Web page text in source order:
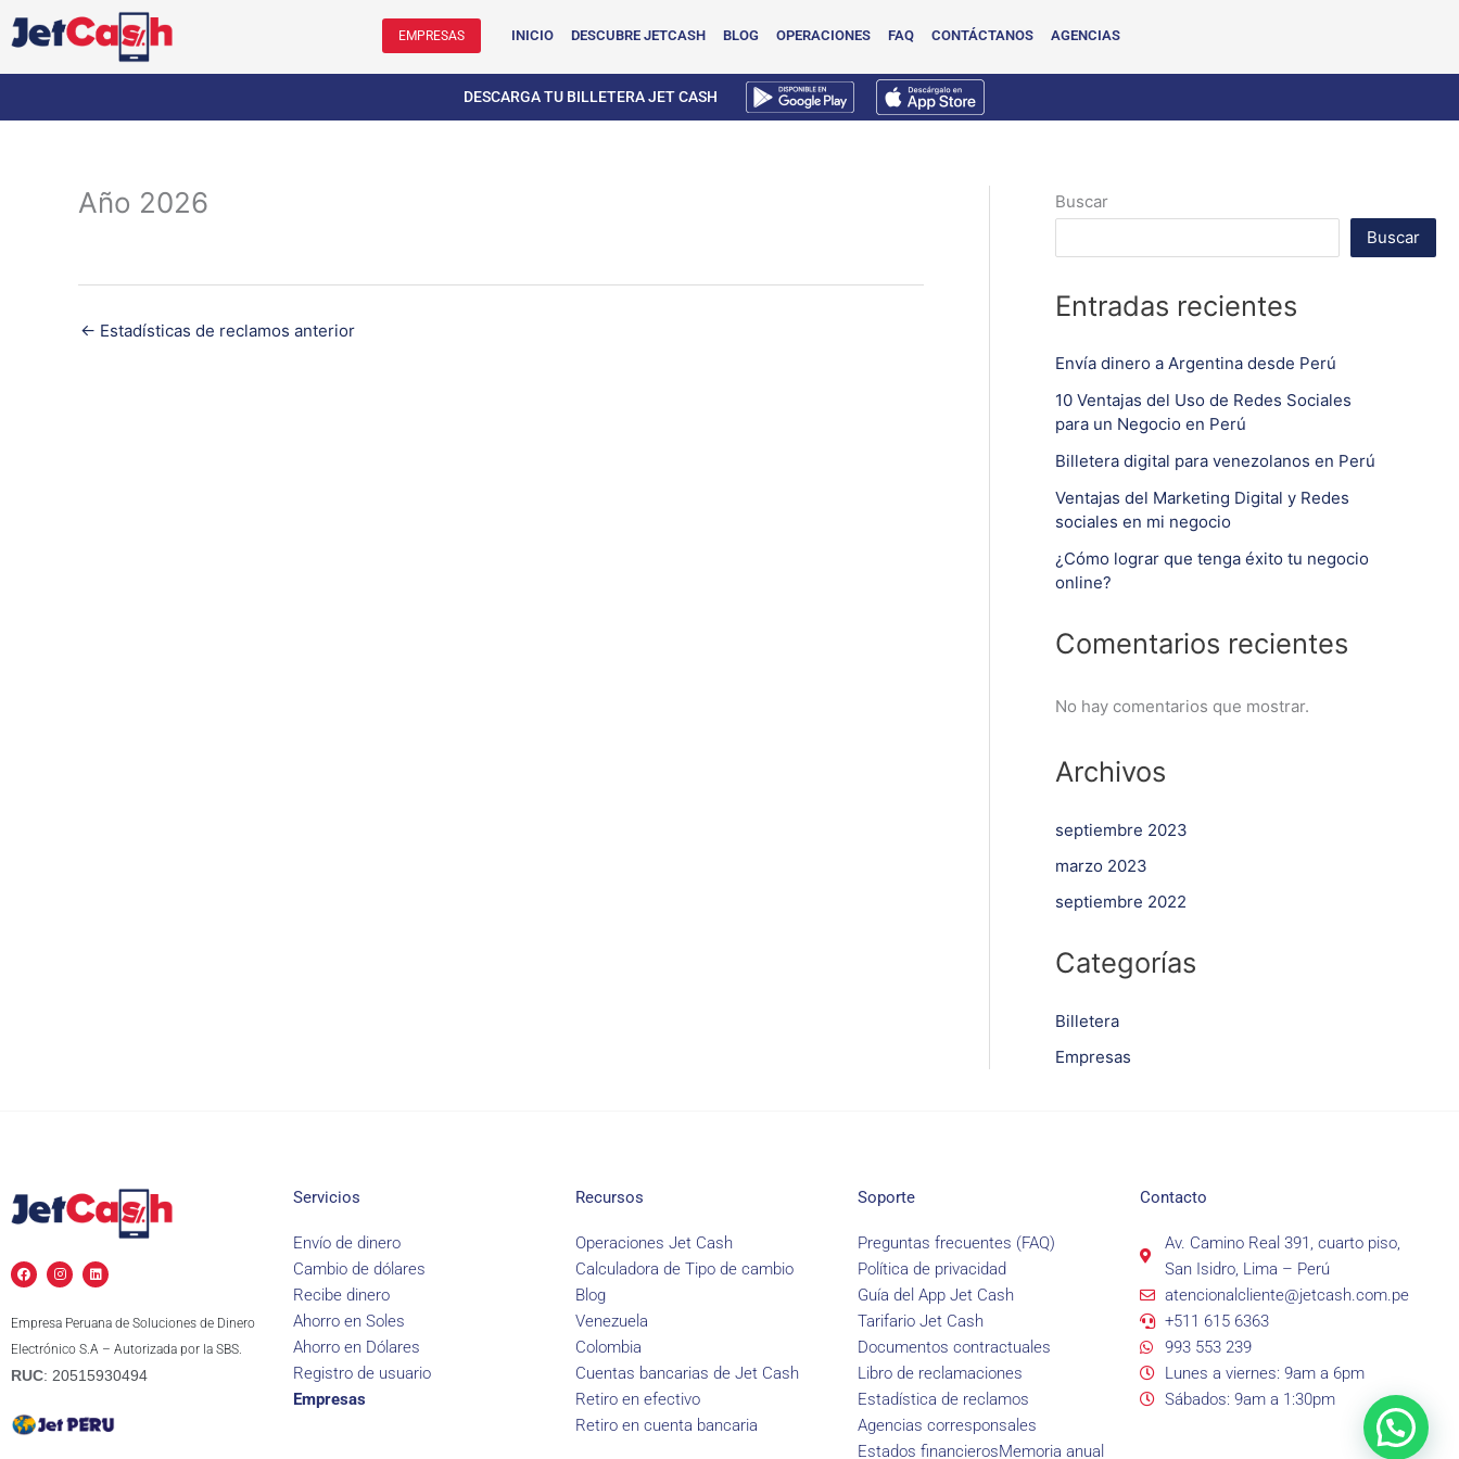
EMPRESAS INICIO DESCUBRE JETCASH BLOG OPERACIONES FAQ CONTÁCTANOS AGENCIAS
DESCARGA TU BILLETERA JET CASH
Año 2026
← Estadísticas de reclamos anterior
Buscar
Buscar
Entradas recientes
Envía dinero a Argentina desde Perú
10 Ventajas del Uso de Redes Sociales
para un Negocio en Perú
Billetera digital para venezolanos en Perú
Ventajas del Marketing Digital y Redes
sociales en mi negocio
¿Cómo lograr que tenga éxito tu negocio
online?
Comentarios recientes
No hay comentarios que mostrar.
Archivos
septiembre 2023
marzo 2023
septiembre 2022
Categorías
Billetera
Empresas
F
a
c
b
o
o
k
I
n
s
a
g
r
a
m
L
i
n
e
d
i
n
Empresa Peruana de Soluciones de Dinero
Electrónico S.A – Autorizada por la SBS.
RUC: 20515930494
Servicios
Envío de dinero
Cambio de dólares
Recibe dinero
Ahorro en Soles
Ahorro en Dólares
Registro de usuario
Empresas
Recursos
Operaciones Jet Cash
Calculadora de Tipo de cambio
Blog
Venezuela
Colombia
Cuentas bancarias de Jet Cash
Retiro en efectivo
Retiro en cuenta bancaria
Soporte
Preguntas frecuentes (FAQ)
Política de privacidad
Guía del App Jet Cash
Tarifario Jet Cash
Documentos contractuales
Libro de reclamaciones
Estadística de reclamos
Agencias corresponsales
Estados financierosMemoria anual
Contacto
Av. Camino Real 391, cuarto piso,
San Isidro, Lima – Perú
atencionalcliente@jetcash.com.pe
+511 615 6363
993 553 239
Lunes a viernes: 9am a 6pm
Sábados: 9am a 1:30pm